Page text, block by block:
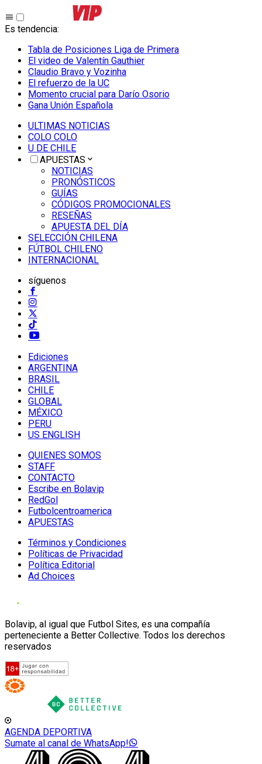
Es tendencia:
Tabla de Posiciones Liga de Primera
El video de Valentín Gauthier
Claudio Bravo y Vozinha
El refuerzo de la UC
Momento crucial para Darío Osorio
Gana Unión Española
ULTIMAS NOTICIAS
COLO COLO
U DE CHILE
APUESTAS
NOTICIAS
PRONÓSTICOS
GUÍAS
CÓDIGOS PROMOCIONALES
RESEÑAS
APUESTA DEL DÍA
SELECCIÓN CHILENA
FÚTBOL CHILENO
INTERNACIONAL
síguenos
Ediciones
ARGENTINA
BRASIL
CHILE
GLOBAL
MÉXICO
PERU
US ENGLISH
QUIENES SOMOS
STAFF
CONTACTO
Escribe en Bolavip
RedGol
Futbolcentroamerica
APUESTAS
Términos y Condiciones
Políticas de Privacidad
Política Editorial
Ad Choices
Bolavip, al igual que Futbol Sites, es una compañía
perteneciente a Better Collective. Todos los derechos
reservados
AGENDA DEPORTIVA
Sumate al canal de WhatsApp!